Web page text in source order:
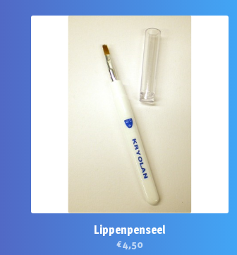
Lippenpenseel
€4,50